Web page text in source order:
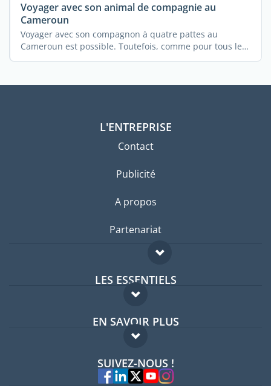
Voyager avec son animal de compagnie au
Cameroun
Voyager avec son compagnon à quatre pattes au
Cameroun est possible. Toutefois, comme pour tous les
autres ...
L'ENTREPRISE
Contact
Publicité
A propos
Partenariat
LES ESSENTIELS
Forum expatriés
Guides pays
EN SAVOIR PLUS
FAQ
Experts
SUIVEZ-NOUS !